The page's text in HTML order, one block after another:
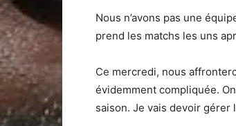
Nous n’avons pas une
prend les matchs les uns
Ce mercredi, nous
évidemment compliquée.
saison. Je vais devoir gérer